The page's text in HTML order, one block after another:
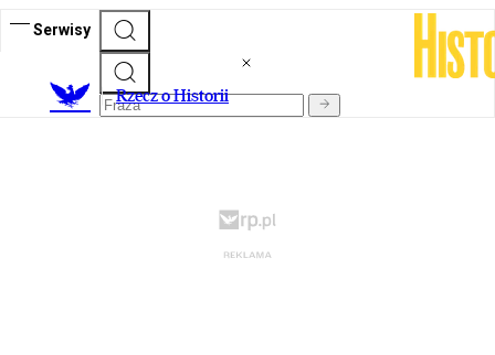
Serwisy
Rzecz o Historii